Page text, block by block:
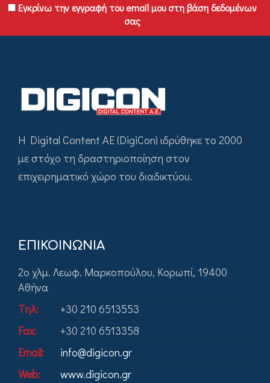
Εγκρίνω την εγγραφή του email μου στη βάση δεδομένων
σας
H Digital Content ΑΕ (DigiCon) ιδρύθηκε το 2000
με στόχο τη δραστηριοποίηση στον
επιχειρηματικό χώρο του διαδικτύου.
ΕΠΙΚΟΙΝΩΝΙΑ
2ο χλμ. Λεωφ. Μαρκοπούλου, Κορωπί, 19400
Αθήνα
Tηλ:
+30 210 6513553
Fax:
+30 210 6513358
Email:
info@digicon.gr
Web:
www.digicon.gr